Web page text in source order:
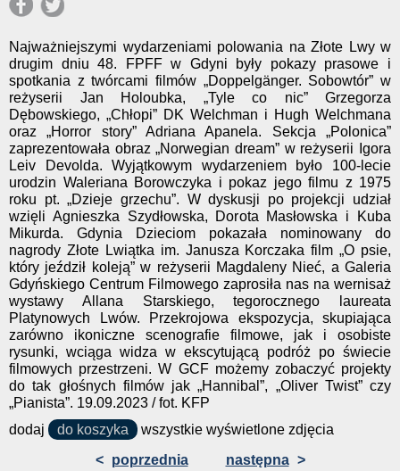
Najważniejszymi wydarzeniami polowania na Złote Lwy w
drugim dniu 48. FPFF w Gdyni były pokazy prasowe i
spotkania z twórcami filmów „Doppelgänger. Sobowtór” w
reżyserii Jan Holoubka, „Tyle co nic” Grzegorza
Dębowskiego, „Chłopi” DK Welchman i Hugh Welchmana
oraz „Horror story” Adriana Apanela. Sekcja „Polonica”
zaprezentowała obraz „Norwegian dream” w reżyserii Igora
Leiv Devolda. Wyjątkowym wydarzeniem było 100-lecie
urodzin Waleriana Borowczyka i pokaz jego filmu z 1975
roku pt. „Dzieje grzechu”. W dyskusji po projekcji udział
wzięli Agnieszka Szydłowska, Dorota Masłowska i Kuba
Mikurda. Gdynia Dzieciom pokazała nominowany do
nagrody Złote Lwiątka im. Janusza Korczaka film „O psie,
który jeździł koleją” w reżyserii Magdaleny Nieć, a Galeria
Gdyńskiego Centrum Filmowego zaprosiła nas na wernisaż
wystawy Allana Starskiego, tegorocznego laureata
Platynowych Lwów. Przekrojowa ekspozycja, skupiająca
zarówno ikoniczne scenografie filmowe, jak i osobiste
rysunki, wciąga widza w ekscytującą podróż po świecie
filmowych przestrzeni. W GCF możemy zobaczyć projekty
do tak głośnych filmów jak „Hannibal”, „Oliver Twist” czy
„Pianista”. 19.09.2023 / fot. KFP
dodaj
do koszyka
wszystkie wyświetlone zdjęcia
< poprzednia następna >